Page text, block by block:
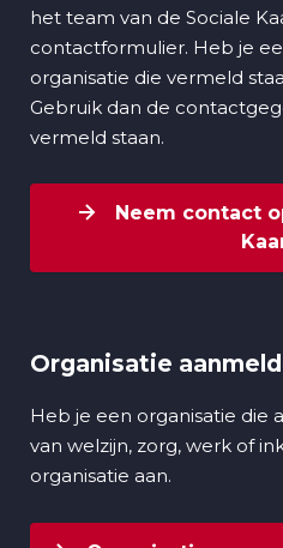
het team van de Sociale
contactformulier. Heb je
organisatie die vermeld
Gebruik dan de
vermeld staan.
Neem contact
Organisatie
Heb je een organisatie die
van welzijn, zorg, werk of
organisatie aan.